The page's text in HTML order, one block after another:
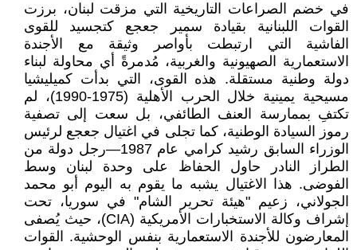
في خضم الصراعات التاريخية التي مزقت لبنان، برزت
القوات اللبنانية بقيادة سمير جعجع كتجسيد للقوى
الفاشية التي ارتبطت بأواصر وثيقة مع الأجندة
الاستعمارية الصهيونية والغربية، مُدمرةً أي محاولة لبناء
دولة وطنية مستقلة. هذه القوى، التي بدأت كميليشيا
مسيحية يمينية خلال الحرب الأهلية (1975-1990)، لم
تكتفِ بممارسة العنف الطائفي، بل سعت إلى تصفية
رموز السيادة الوطنية، كما تجلى في اغتيال جعجع لرئيس
الوزراء السابق رشيد كرامي عام 1987—رجل دولة من
الطراز النادر حاول الحفاظ على وحدة لبنان وسط
الفوضى. هذا الاغتيال يشبه ما يقوم به اليوم أبو محمد
الجولاني، زعيم "هيئة تحرير الشام" في سوريا، تحت
إشراف وكالة الاستخبارات الأمريكية (CIA)، حيث يُصفى
المعارضون للأجندة الاستعمارية بنفس الوحشية. القوات